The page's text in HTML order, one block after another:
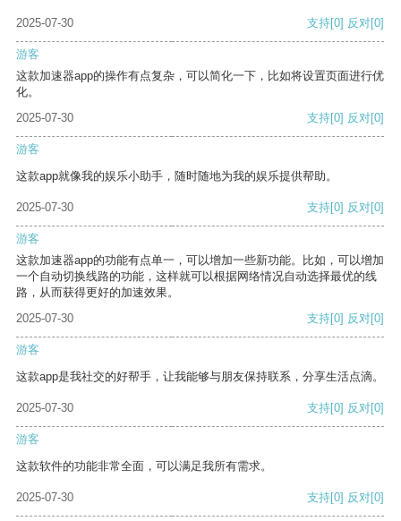
2025-07-30 支持[0] 反对[0]
游客
这款加速器app的操作有点复杂，可以简化一下，比如将设置页面进行优
化。
2025-07-30
支持[0] 反对[0]
游客
这款app就像我的娱乐小助手，随时随地为我的娱乐提供帮助。
2025-07-30 支持[0] 反对[0]
游客
这款加速器app的功能有点单一，可以增加一些新功能。比如，可以增加
一个自动切换线路的功能，这样就可以根据网络情况自动选择最优的线
路，从而获得更好的加速效果。
2025-07-30
支持[0] 反对[0]
游客
这款app是我社交的好帮手，让我能够与朋友保持联系，分享生活点滴。
2025-07-30 支持[0] 反对[0]
游客
这款软件的功能非常全面，可以满足我所有需求。
2025-07-30 支持[0] 反对[0]